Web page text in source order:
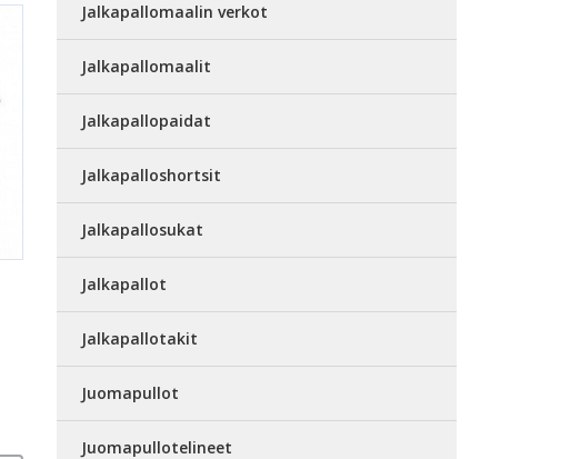
Jalkapallomaalin verkot
Jalkapallomaalit
Jalkapallopaidat
Jalkapalloshortsit
Jalkapallosukat
Jalkapallot
Jalkapallotakit
Juomapullot
Juomapullotelineet